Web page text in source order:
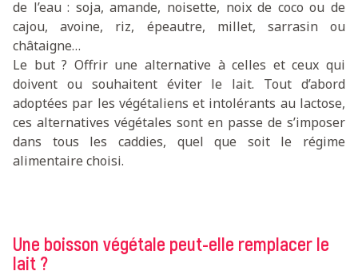
de l’eau : soja, amande, noisette, noix de coco ou de
cajou, avoine, riz, épeautre, millet, sarrasin ou
châtaigne…
Le but ? Offrir une alternative à celles et ceux qui
doivent ou souhaitent éviter le lait. Tout d’abord
adoptées par les végétaliens et intolérants au lactose,
ces alternatives végétales sont en passe de s’imposer
dans tous les caddies, quel que soit le régime
alimentaire choisi.
Une boisson végétale peut-elle remplacer le
lait ?